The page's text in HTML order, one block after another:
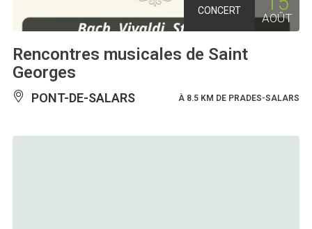
CONCERT
AOÛT
Rencontres musicales de Saint
Georges
PONT-DE-SALARS À 8.5 KM DE PRADES-SALARS